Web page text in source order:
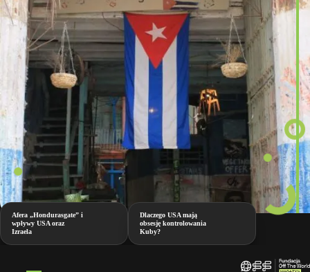
Afera „Hondurasgate” i
wpływy USA oraz
Izraela
Dlaczego USA mają
obsesję kontrolowania
Kuby?